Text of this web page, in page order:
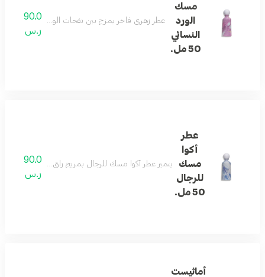
مسك
الورد
النسائي
50 مل.
عطر زهري فاخر يمزج بين نفحات الورد الرقيقة والمشمش
90.0
ر.س
عطر
أكوا
مسك
للرجال
50 مل.
يتميز عطر أكوا مسك للرجال بمزيج راقٍ من نفحات
90.0
ر.س
أماثيست